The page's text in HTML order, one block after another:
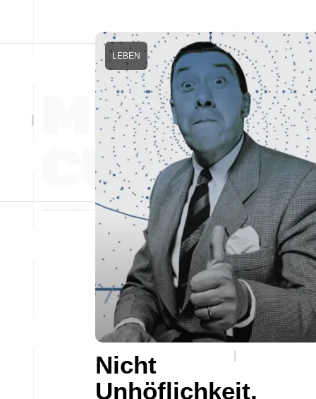
Nicht
Unhöflichkeit,
LEBEN